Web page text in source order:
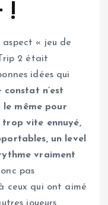
!
« jeu de
2 était
idées qui
constat n’est
le même pour
trop vite ennuyé,
un level
vraiment
pas
ceux qui ont aimé